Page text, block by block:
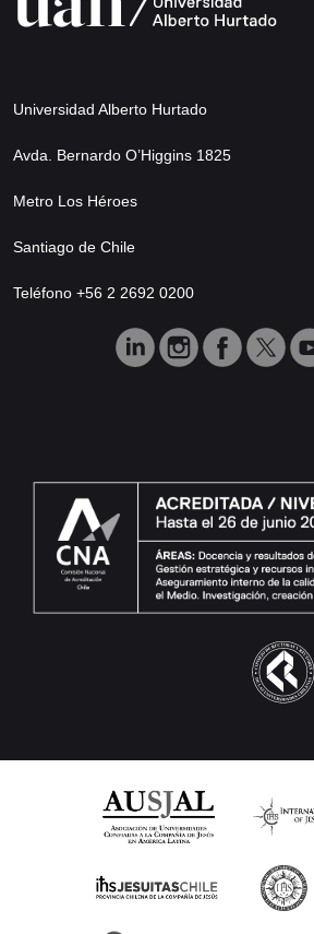
Universidad Alberto Hurtado
Avda. Bernardo O’Higgins 1825
Metro Los Héroes
Santiago de Chile
Teléfono +56 2 2692 0200